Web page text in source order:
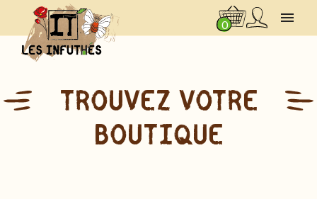
0 
TROUVEZ VOTRE
BOUTIQUE